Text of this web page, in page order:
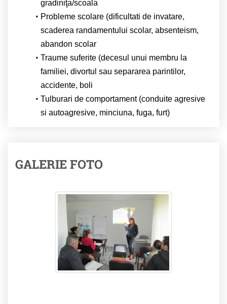
gradiniţa/scoala
Probleme scolare (dificultati de invatare,
scaderea randamentului scolar, absenteism,
abandon scolar
Traume suferite (decesul unui membru la
familiei, divortul sau separarea parintilor,
accidente, boli
Tulburari de comportament (conduite agresive
si autoagresive, minciuna, fuga, furt)
GALERIE FOTO